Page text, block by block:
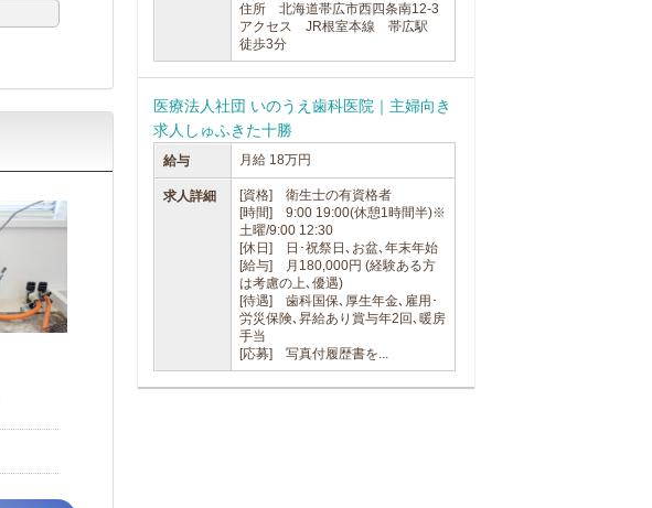
住所 北海道帯広市西四条南12-3
アクセス JR根室本線 帯広駅
徒歩3分
医療法人社団 いのうえ歯科医院｜主婦向き
求人しゅふきた十勝
給与 月給 18万円
求人詳細
[資格] 衛生士の有資格者
[時間] 9:00 19:00(休憩1時間半)※
土曜/9:00 12:30
[休日] 日･祝祭日､お盆､年末年始
[給与] 月180,000円 (経験ある方
は考慮の上､優遇)
[待遇] 歯科国保､厚生年金､雇用･
労災保険､昇給あり賞与年2回､暖房
手当
[応募] 写真付履歴書を...